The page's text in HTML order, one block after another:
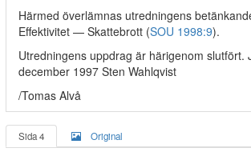
Härmed överlämnas utredningens
Effektivitet — Skattebrott (SOU 1998:9).
Utredningens uppdrag är härigenom slutfört.
december 1997 Sten Wahlqvist
/Tomas Alvå
Sida 4 Original